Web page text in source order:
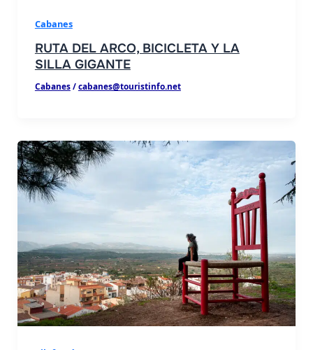
Cabanes
RUTA DEL ARCO, BICICLETA Y LA
SILLA GIGANTE
Cabanes/cabanes@touristinfo.net